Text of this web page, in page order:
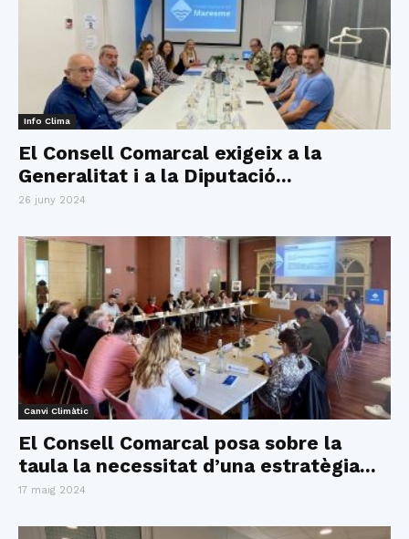
Info Clima
El Consell Comarcal exigeix a la
Generalitat i a la Diputació...
26 juny 2024
Canvi Climàtic
El Consell Comarcal posa sobre la
taula la necessitat d’una estratègia...
17 maig 2024